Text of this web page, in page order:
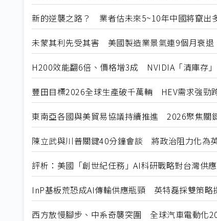
新的逆襲之路？ 業者估未來5~10年中國將竄出
未蒙其利先受其害 美國製造業景氣連9個月衰退
H200效能翻6倍、價格增3成 NVIDIA「清庫存
豐田目標2026全球生產破千萬輛 HEV需求強勁
東南亞各國與美貿易協議持續推進 2026聚焦關
陳立武與川普關鍵40分鐘會談 將政治阻力化為
評析：美國「創世紀任務」AI科研戰略對台灣供
InP基板荒恐成AI傳輸供應瓶頸 英特磊採雙策略
西方放慢腳步、中系奇襲突圍 全球汽車電動化